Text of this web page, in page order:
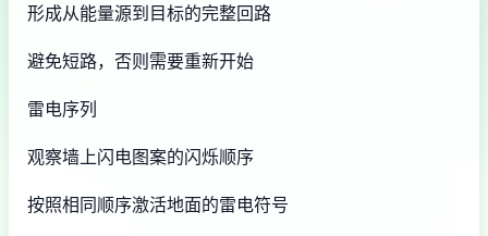
形成从能量源到目标的完整回路
避免短路，否则需要重新开始
雷电序列
观察墙上闪电图案的闪烁顺序
按照相同顺序激活地面的雷电符号